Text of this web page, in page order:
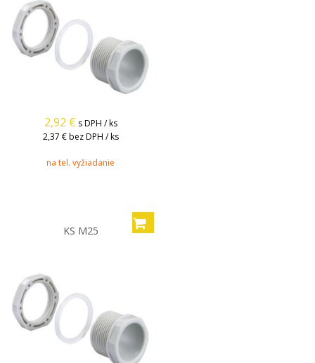
2,92 € s DPH / ks
2,37 € bez DPH / ks
na tel. vyžiadanie
KS M25